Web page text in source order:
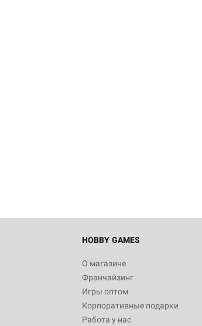
HOBBY GAMES
О магазине
Франчайзинг
Игры оптом
Корпоративные подарки
Работа у нас